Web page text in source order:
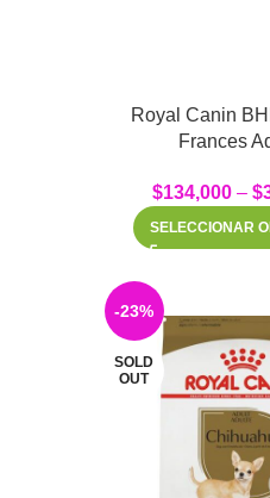
Royal Canin
Frances
$134,000– $
SELECCIONAR
-23%
SOLD
OUT